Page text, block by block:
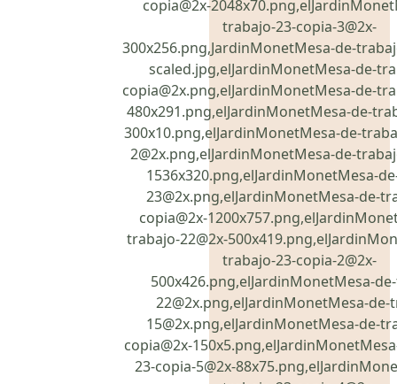
copia@2x-
trabajo-23-copia-3@2x-
300x256.png,JardinMonetMesa-de-
scaled.jpg,elJardinMonetMesa-de-
copia@2x.png,elJardinMonetMesa-de-
480x291.png,elJardinMonetMesa-de-
300x10.png,elJardinMonetMesa-de-
2@2x.png,elJardinMonetMesa-de-
1536x320.png,elJardinMonetMesa-
23@2x.png,elJardinMonetMesa-de-
copia@2x-
trabajo-22@2x-
trabajo-23-copia-2@2x-
500x426.png,elJardinMonetMesa-
22@2x.png,elJardinMonetMesa-de-
15@2x.png,elJardinMonetMesa-de-
copia@2x-
23-copia-5@2x-